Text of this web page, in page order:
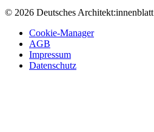
© 2026 Deutsches Architekt:innenblatt
Cookie-Manager
AGB
Impressum
Datenschutz